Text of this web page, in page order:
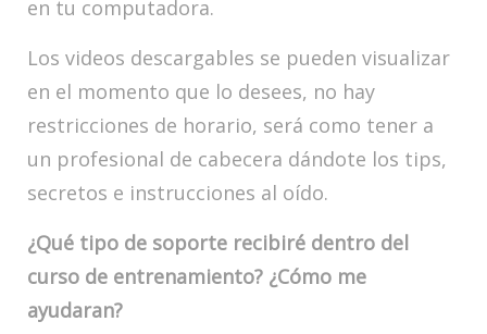
en tu computadora.
Los videos descargables se pueden visualizar
en el momento que lo desees, no hay
restricciones de horario, será como tener a
un profesional de cabecera dándote los tips,
secretos e instrucciones al oído.
¿Qué tipo de soporte recibiré dentro del
curso de entrenamiento? ¿Cómo me
ayudaran?